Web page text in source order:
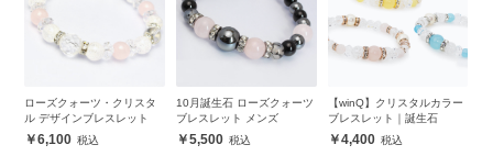
ローズクォーツ・クリスタ
ル デザインブレスレット
6,100
10月誕生石 ローズクォーツ
ブレスレット メンズ
5,500
【winQ】クリスタルカラー
ブレスレット｜誕生石
4,400